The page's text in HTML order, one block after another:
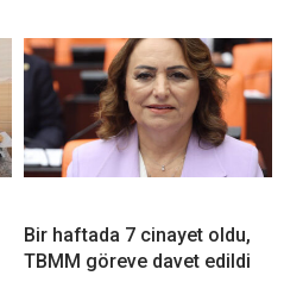
Bir haftada 7 cinayet oldu,
TBMM göreve davet edildi